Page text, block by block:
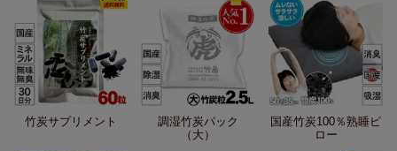
竹炭サプリメント
調湿竹炭パック
（大）
国産竹炭100％熟睡ピ
ロー